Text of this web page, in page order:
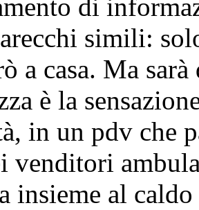
di
simili:
a casa. Ma
è la
in un pdv che
venditori
insieme al